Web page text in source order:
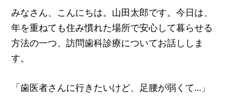
みなさん、こんにちは。山田太郎です。今日は、
年を重ねても住み慣れた場所で安心して暮らせる
方法の一つ、訪問歯科診療についてお話ししま
す。
「歯医者さんに行きたいけど、足腰が弱くて…」